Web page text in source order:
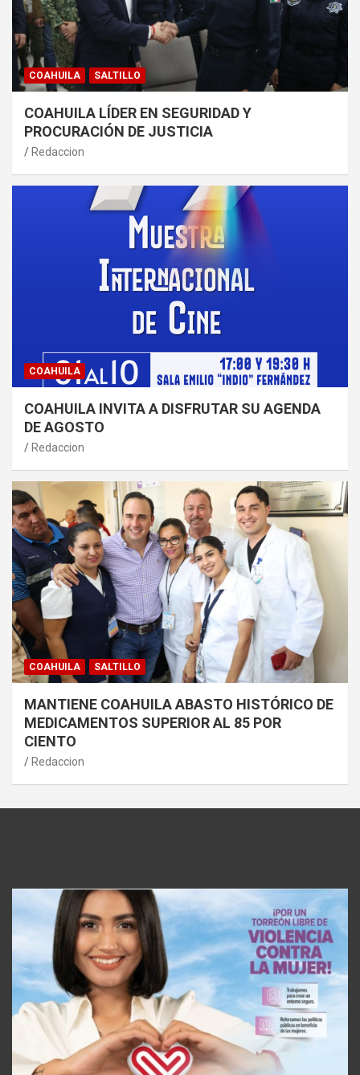
COAHUILA SALTILLO
COAHUILA LÍDER EN SEGURIDAD Y
PROCURACIÓN DE JUSTICIA
Redaccion
COAHUILA
COAHUILA INVITA A DISFRUTAR SU AGENDA
DE AGOSTO
Redaccion
COAHUILA SALTILLO
MANTIENE COAHUILA ABASTO HISTÓRICO DE
MEDICAMENTOS SUPERIOR AL 85 POR
CIENTO
Redaccion